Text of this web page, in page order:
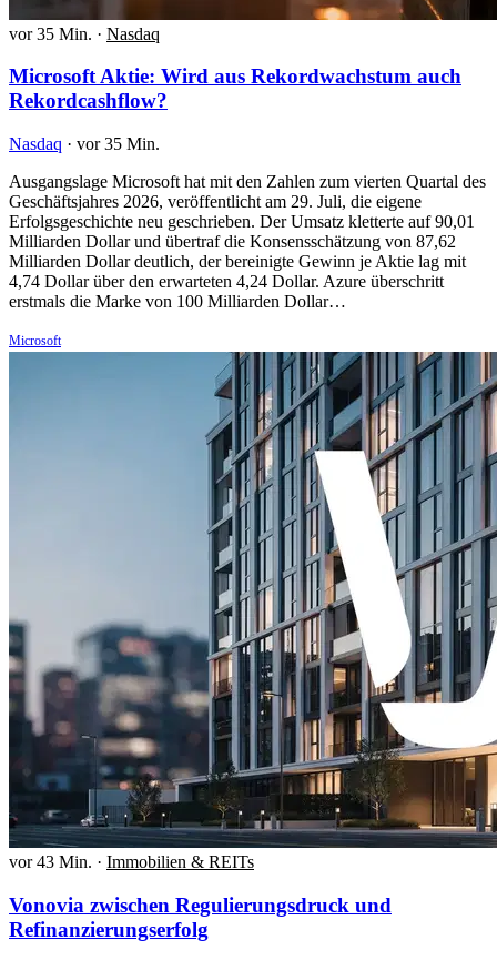
vor 35 Min. · Nasdaq
Microsoft Aktie: Wird aus Rekordwachstum auch
Rekordcashflow?
Nasdaq · vor 35 Min.
Ausgangslage Microsoft hat mit den Zahlen zum vierten Quartal des
Geschäftsjahres 2026, veröffentlicht am 29. Juli, die eigene
Erfolgsgeschichte neu geschrieben. Der Umsatz kletterte auf 90,01
Milliarden Dollar und übertraf die Konsensschätzung von 87,62
Milliarden Dollar deutlich, der bereinigte Gewinn je Aktie lag mit
4,74 Dollar über den erwarteten 4,24 Dollar. Azure überschritt
erstmals die Marke von 100 Milliarden Dollar…
Microsoft
vor 43 Min. · Immobilien & REITs
Vonovia zwischen Regulierungsdruck und
Refinanzierungserfolg